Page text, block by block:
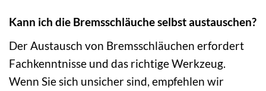
Kann ich die Bremsschläuche selbst austauschen?
Der Austausch von Bremsschläuchen erfordert
Fachkenntnisse und das richtige Werkzeug.
Wenn Sie sich unsicher sind, empfehlen wir